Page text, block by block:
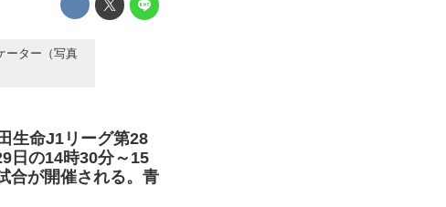
ーター（写真
生命J1リーグ第28
日の14時30分～15
合が開催される。青